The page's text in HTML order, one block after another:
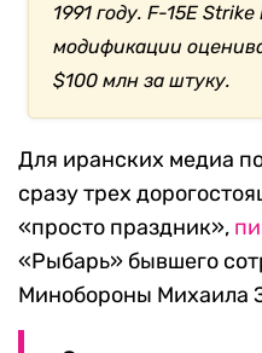
1991 году. F-15E
модификации
$100 млн за штуку.
Для иранских медиа
сразу трех
«просто праздник»,
«Рыбарь» бывшего
Минобороны Михаила